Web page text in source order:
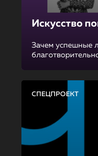
Искусство
Зачем успешные
СПЕЦПРОЕКТ